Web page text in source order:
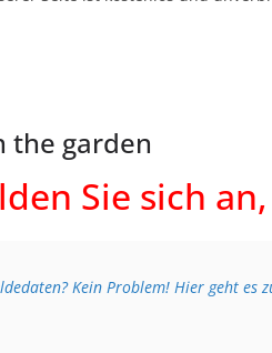
the garden
Sie sich
Kein Problem! Hier geht es